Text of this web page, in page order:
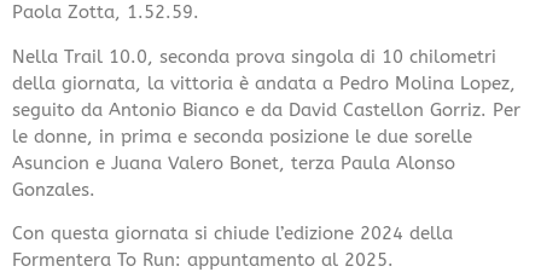
Paola Zotta, 1.52.59.
Nella Trail 10.0, seconda prova singola di 10 chilometri
della giornata, la vittoria è andata a Pedro Molina Lopez,
seguito da Antonio Bianco e da David Castellon Gorriz. Per
le donne, in prima e seconda posizione le due sorelle
Asuncion e Juana Valero Bonet, terza Paula Alonso
Gonzales.
Con questa giornata si chiude l’edizione 2024 della
Formentera To Run: appuntamento al 2025.